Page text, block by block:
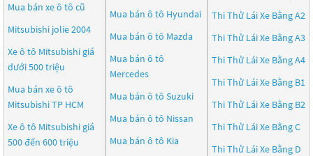
Mua bán xe ô tô cũ
Mitsubishi jolie 2004
Xe ô tô Mitsubishi giá
dưới 500 triệu
Mua bán xe ô tô
Mitsubishi TP HCM
Xe ô tô Mitsubishi giá
500 đến 600 triệu
Mua bán ô tô Hyundai
Mua bán ô tô Mazda
Mua bán ô tô
Mercedes
Mua bán ô tô Suzuki
Mua bán ô tô Nissan
Mua bán ô tô Kia
Thi Thử Lái Xe Bằng A2
Thi Thử Lái Xe Bằng A3
Thi Thử Lái Xe Bằng A4
Thi Thử Lái Xe Bằng B1
Thi Thử Lái Xe Bằng B2
Thi Thử Lái Xe Bằng C
Thi Thử Lái Xe Bằng D